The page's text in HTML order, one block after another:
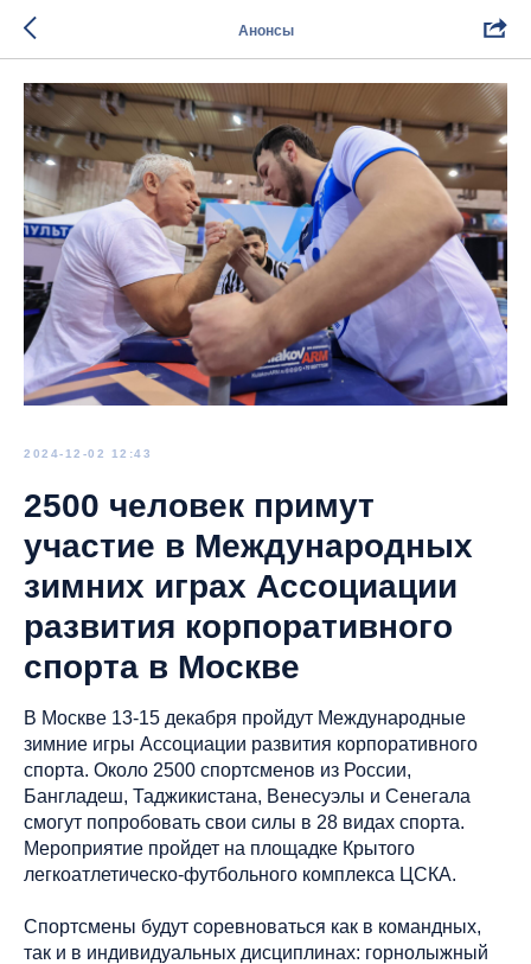
Анонсы
2024-12-02 12:43
2500 человек примут
участие в Международных
зимних играх Ассоциации
развития корпоративного
спорта в Москве
В Москве 13-15 декабря пройдут Международные
зимние игры Ассоциации развития корпоративного
спорта. Около 2500 спортсменов из России,
Бангладеш, Таджикистана, Венесуэлы и Сенегала
смогут попробовать свои силы в 28 видах спорта.
Мероприятие пройдет на площадке Крытого
легкоатлетическо-футбольного комплекса ЦСКА.
Спортсмены будут соревноваться как в командных,
так и в индивидуальных дисциплинах: горнолыжный